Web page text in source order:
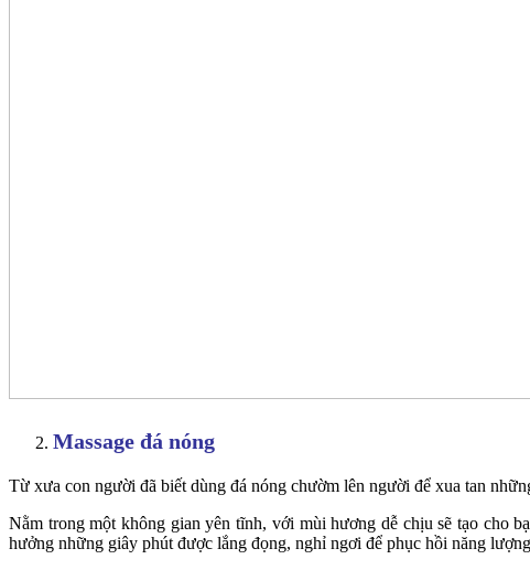
Massage đá nóng
Từ xưa con người đã biết dùng đá nóng chườm lên người để xua tan
Nằm trong một không gian yên tĩnh, với mùi hương dễ chịu sẽ tạo cho
hưởng những giây phút được lắng đọng, nghỉ ngơi để phục hồi năng